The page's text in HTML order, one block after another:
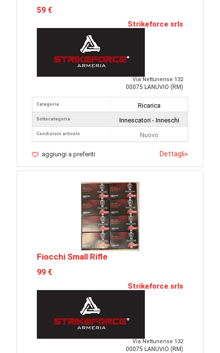
59 €
Strikeforce srls
Via Nettunense 132
00075 LANUVIO (RM)
Categoria
Sottocategoria
Condizioni articolo
Ricarica
Innescatori - Inneschi
Nuovo
aggiungi a preferiti Dettagli»
Fiocchi Small Rifle
99 €
Strikeforce srls
Via Nettunense 132
00075 LANUVIO (RM)